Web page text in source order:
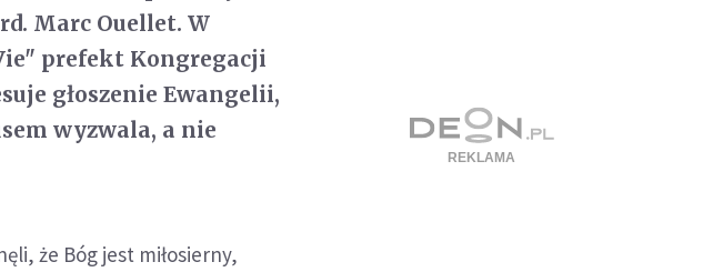
Marc Ouellet. W
prefekt Kongregacji
głoszenie Ewangelii,
wyzwala, a nie
że Bóg jest miłosierny,